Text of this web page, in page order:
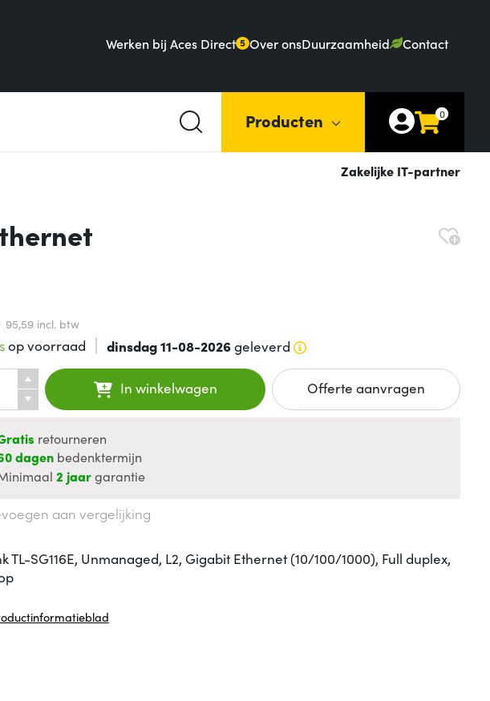
Werken bij Aces Direct 5 Over onsDuurzaamheid Contact
Producten 0
Zakelijke IT-partner
95,59 incl. btw
op voorraad dinsdag 11-08-2026geleverd
In winkelwagen Offerte aanvragen
retourneren
dagen bedenktermijn
2 jaargarantie
aan vergelijking
TL-SG116E, Unmanaged, L2, Gigabit Ethernet (10/100/1000), Full duplex,
in nieuw venster)